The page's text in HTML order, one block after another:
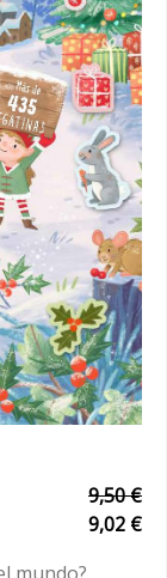
9,50 €
9,02 €